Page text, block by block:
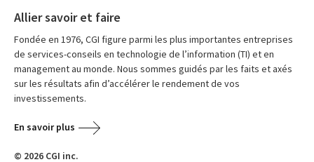
Allier savoir et faire
Fondée en 1976, CGI figure parmi les plus importantes entreprises
de services-conseils en technologie de l’information (TI) et en
management au monde. Nous sommes guidés par les faits et axés
sur les résultats afin d’accélérer le rendement de vos
investissements.
En savoir plus
© 2026 CGI inc.